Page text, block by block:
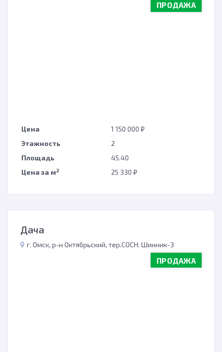
ПРОДАЖА
Цена
1 150 000 ₽
Этажность
2
Площадь
45.40
Цена за м2 25 330 ₽
Дача
г. Омск, р-н Октябрьский, тер.СОСН. Шинник-3
ПРОДАЖА